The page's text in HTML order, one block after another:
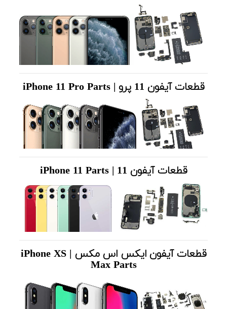
قطعات آیفون 11 پرو | iPhone 11 Pro Parts
قطعات آیفون 11 | iPhone 11 Parts
قطعات آیفون ایکس اس مکس | iPhone XS
Max Parts